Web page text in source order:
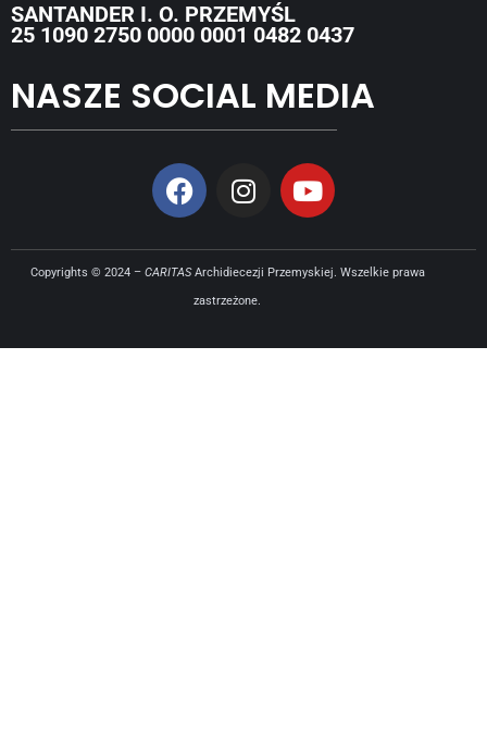
SANTANDER I. O. PRZEMYŚL
25 1090 2750 0000 0001 0482 0437
NASZE SOCIAL MEDIA
Copyrights © 2024 – CARITASArchidiecezji Przemyskiej. Wszelkie prawa
zastrzeżone.